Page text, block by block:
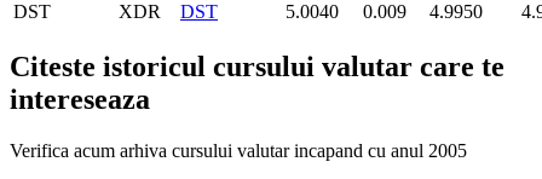
DST
XDR DST 5.0040 0.009 4.9950
Citeste istoricul cursului valutar care te
intereseaza
Verifica acum arhiva cursului valutar incapand cu anul 2005